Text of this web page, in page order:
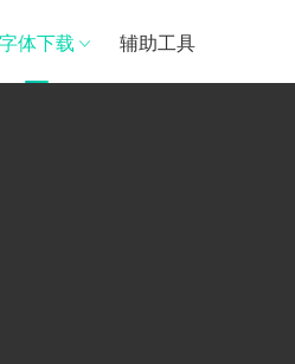
字体下载 辅助工具